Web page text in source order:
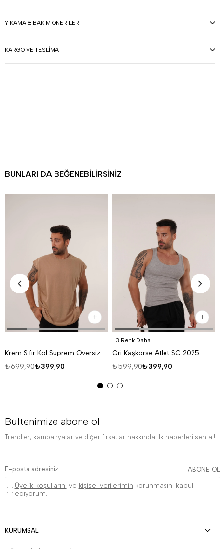
YIKAMA & BAKIM ÖNERILERI
KARGO VE TESLIMAT
BUNLARI DA BEĞENEBILIRSINIZ
Krem Sıfır Kol Suprem Oversize Atlet
₺399,90
₺699,90
3 Renk Daha
Gri Kaşkorse Atlet SC 2025
₺399,90
₺599,90
Bültenimize abone ol
Trendler, kampanyalar ve diğer fırsatlar hakkında ilk haberleri sen al!
ABONE OL
Üyelik koşullarını ve kişisel verilerimin korunmasını kabul
ediyorum.
KURUMSAL